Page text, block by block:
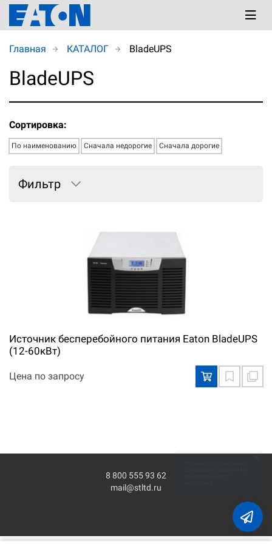
Главная КАТАЛОГ BladeUPS
BladeUPS
Сортировка:
По наименованию Сначала недорогие Сначала дорогие
Фильтр
Источник бесперебойного питания Eaton BladeUPS
(12-60кВт)
Цена по запросу
8 800 555 93 62
mail@stltd.ru
×